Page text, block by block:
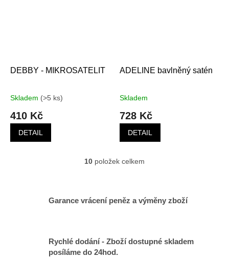
DEBBY - MIKROSATELIT
Skladem (>5 ks)
410 Kč
DETAIL
ADELINE bavlněný satén
Skladem
728 Kč
DETAIL
O
d
p
r
10 položek celkem
Garance vrácení peněz a výměny zboží
Rychlé dodání - Zboží dostupné skladem
posíláme do 24hod.